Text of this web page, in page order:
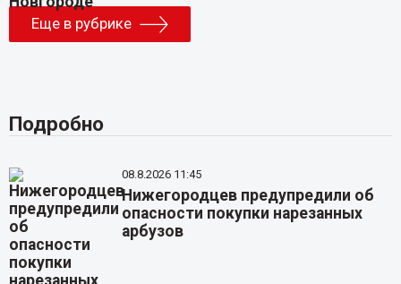
Еще в рубрике
Подробно
08.8.2026 11:45
Нижегородцев предупредили об
опасности покупки нарезанных
арбузов